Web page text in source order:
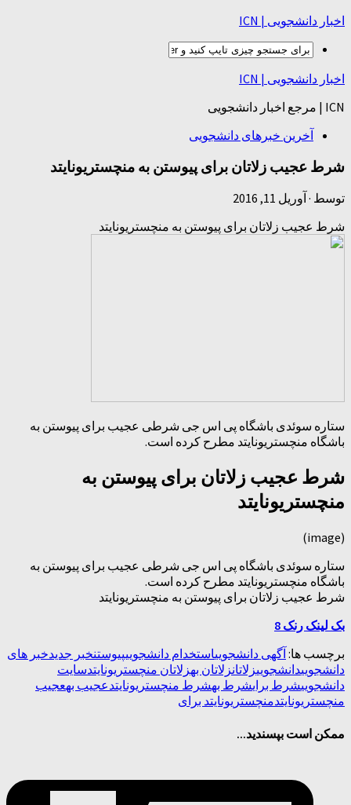
اخبار دانشجویی | ICN
اخبار دانشجویی | ICN
ICN | مرجع اخبار دانشجویی
آخرین خبرهای دانشجویی
شرط عجیب زلاتان برای پیوستن به منچستریونایتد
توسط · آوریل 11, 2016
شرط عجیب زلاتان برای پیوستن به منچستریونایتد
ستاره سوئدی باشگاه پی اس جی شرطی عجیب برای پیوستن به
باشگاه منچستریونایتد مطرح کرده است.
شرط عجیب زلاتان برای پیوستن به
منچستریونایتد
(image)
ستاره سوئدی باشگاه پی اس جی شرطی عجیب برای پیوستن به
باشگاه منچستریونایتد مطرح کرده است.
شرط عجیب زلاتان برای پیوستن به منچستریونایتد
بک لینک رنک 8
برچسب ها: آگهی دانشجوییاستخدام دانشجوییپیوستنخبر جدیدخبر های
دانشجوییدانشجوییزلاتانزلاتان بهزلاتان منچستریونایتدسایت
دانشجوییشرط برایشرط بهشرط منچستریونایتدعجیب بهعجیب
منچستریونایتدمنچستریونایتد برای
ممکن است بپسندید...